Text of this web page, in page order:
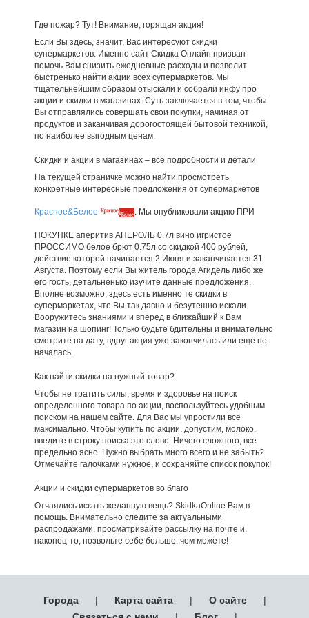
Где пожар? Тут! Внимание, горящая акция!
Если Вы здесь, значит, Вас интересуют скидки
супермаркетов. Именно сайт Скидка Онлайн призван
помочь Вам снизить ежедневные расходы и позволит
быстренько найти акции всех супермаркетов. Мы
тщательнейшим образом отыскали и собрали инфу про
акции и скидки в магазинах. Суть заключается в том, чтобы
Вы отправлялись совершать свои покупки, начиная от
продуктов и заканчивая дорогостоящей бытовой техникой,
по наиболее выгодным ценам.
Скидки и акции в магазинах – все подробности и детали
На текущей страничке можно найти просмотреть
конкретные интересные предложения от супермаркетов
Красное&Белое . Мы опубликовали акцию ПРИ
ПОКУПКЕ аперитив АПЕРОЛЬ 0.7л вино игристое
ПРОССИМО белое брют 0.75л со скидкой 400 рублей,
действие которой начинается 2 Июня и заканчивается 31
Августа. Поэтому если Вы житель города Агидель либо же
его гость, детальненько изучите данные предложения.
Вполне возможно, здесь есть именно те скидки в
супермаркетах, что Вы так давно и безутешно искали.
Вооружитесь знаниями и вперед в ближайший к Вам
магазин на шопинг! Только будьте бдительны и внимательно
смотрите на дату, вдруг акция уже закончилась или еще не
началась.
Как найти скидки на нужный товар?
Чтобы не тратить силы, время и здоровье на поиск
определенного товара по акции, воспользуйтесь удобным
поиском на нашем сайте. Для Вас мы упростили все
максимально. Чтобы купить по акции, допустим, молоко,
введите в строку поиска это слово. Ничего сложного, все
предельно ясно. Нужно выбрать много всего и не забыть?
Отмечайте галочками нужное, и сохраняйте список покупок!
Акции и скидки супермаркетов во благо
Отчаялись искать желанную вещь? SkidkaOnline Вам в
помощь. Внимательно следите за актуальными
распродажами, просматривайте рассылку на почте и,
наконец-то, позвольте себе больше, чем можете!
Города | Карта сайта | О сайте
|